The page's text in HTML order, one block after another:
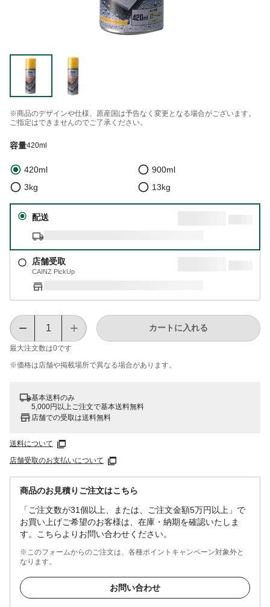
※商品のデザインや仕様、原産国は予告なく変更となる場合がございます。
ご指定はできませんのでご了承ください。
容量420ml
420ml
900ml
3kg
13kg
配送
店舗受取
CAINZ PickUp
最大注文数は0です
カートに入れる
※価格は​店舗や​掲載場所で​異なる​場合が​あります。
基本送料のみ
5,000円以上ご注文で基本送料無料
店舗での受取は送料無料
送料について
店舗受取のお支払いについて
商品のお見積りご注文はこちら
「ご注文数が31個以上、または、ご注文金額5万円以上」で
お買い上げご希望のお客様は、在庫・納期を確認いたしま
す。こちらよりお問い合わせください。
※このフォームからのご注文は、各種ポイントキャンペーン対象外と
なります。
お問い合わせ